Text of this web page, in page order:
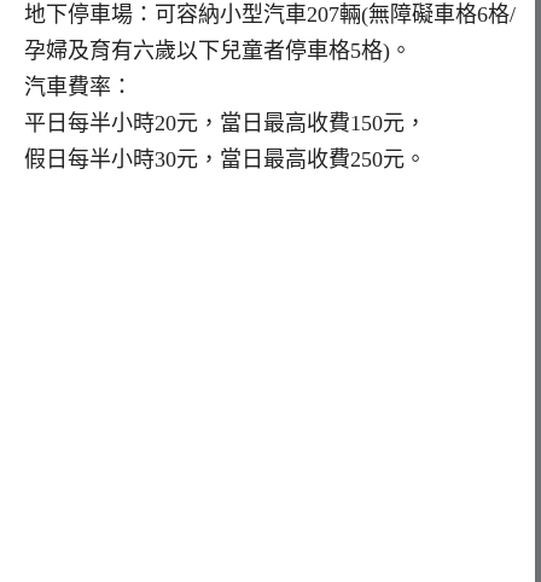
地下停車場：可容納小型汽車207輛(無障礙車格6格/
孕婦及育有六歲以下兒童者停車格5格)。
汽車費率：
平日每半小時20元，當日最高收費150元，
假日每半小時30元，當日最高收費250元。